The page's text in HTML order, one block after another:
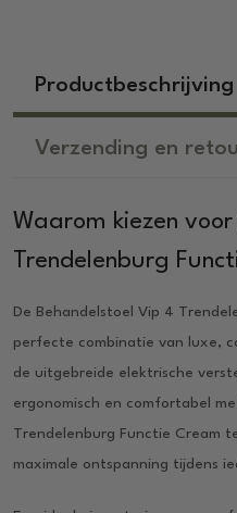
Productbeschrijving
Verzending en
Waarom kiezen
Trendelenburg
De Behandelstoel Vip 4
perfecte combinatie van luxe,
de uitgebreide elektrische
ergonomisch en comfortabel
Trendelenburg Functie Cream
maximale ontspanning tijdens